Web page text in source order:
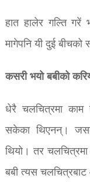
हात हालेर गल्ति गरें
मागेपनि यी दुई
कसरी भयो बबीको
धेरै चलचित्रमा
सकेका थिएनन्।
थियो। तर
बबी त्यस